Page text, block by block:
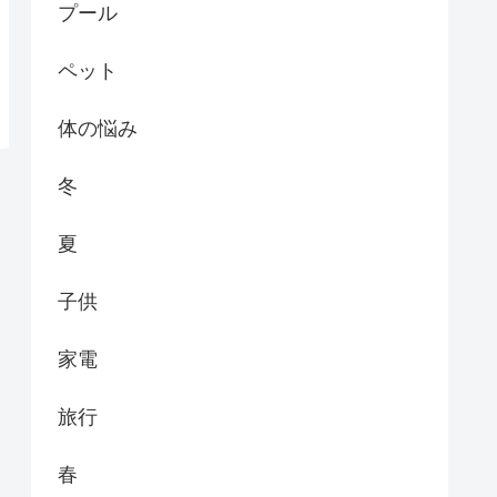
プール
ペット
体の悩み
冬
夏
子供
家電
旅行
春